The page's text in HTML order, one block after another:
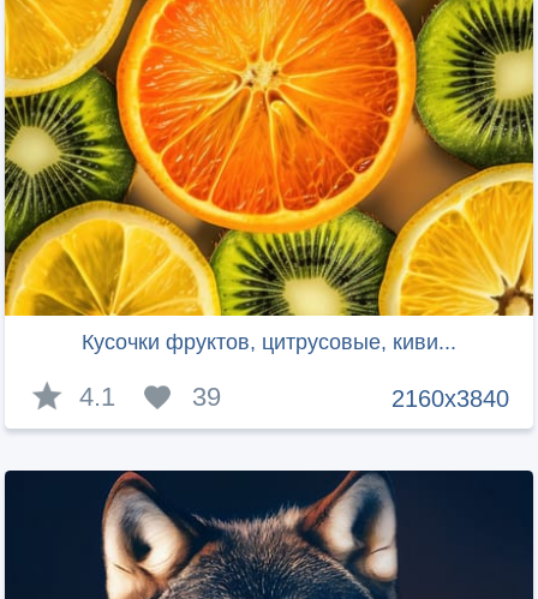
Кусочки фруктов, цитрусовые, киви...
2160x3840
4.1 39